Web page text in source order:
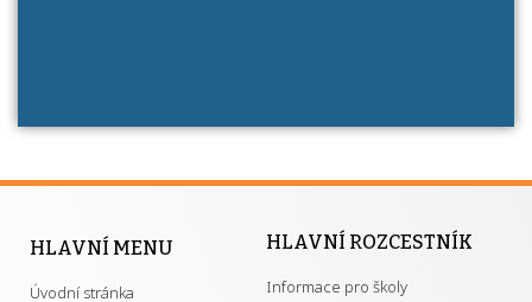
HLAVNÍ MENU
Úvodní stránka
HLAVNÍ ROZCESTNÍK
Informace pro školy